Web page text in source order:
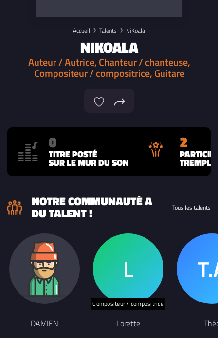
Accueil Talents NiKoala
NIKOALA
Auteur / Autrice, Chanteur / chanteuse,
Compositeur / compositrice, Guitare
0
TITRE POSTÉ
SUR LE MUR DU SON
2
NOTRE COMMUNAUTÉ A
DU TALENT ! Tous les talents
DAMIEN
Compositeur / compositrice
Lorette